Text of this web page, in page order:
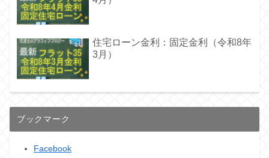
住宅ローン金利：固定金利（令和8年
3月）
ブックマーク
Facebook